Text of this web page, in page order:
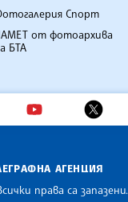
Спорт
от фотоархива
БТА
АГЕНЦИЯ
права са запазени.